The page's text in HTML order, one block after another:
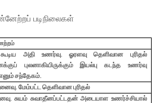
படிநிலைகள்
அதி உணர்வு.ஓரளவு தெளிவான புரிதல்
புலனாகியிருக்கும் இயல்பு கடந்த உணர்வு
சந்தேகம்.
மேம்பட்ட தெளிவான புரிதல்
.சுயம் சுவாதீனப்பட்டதன் அடையாள உணர்ச்சியால்